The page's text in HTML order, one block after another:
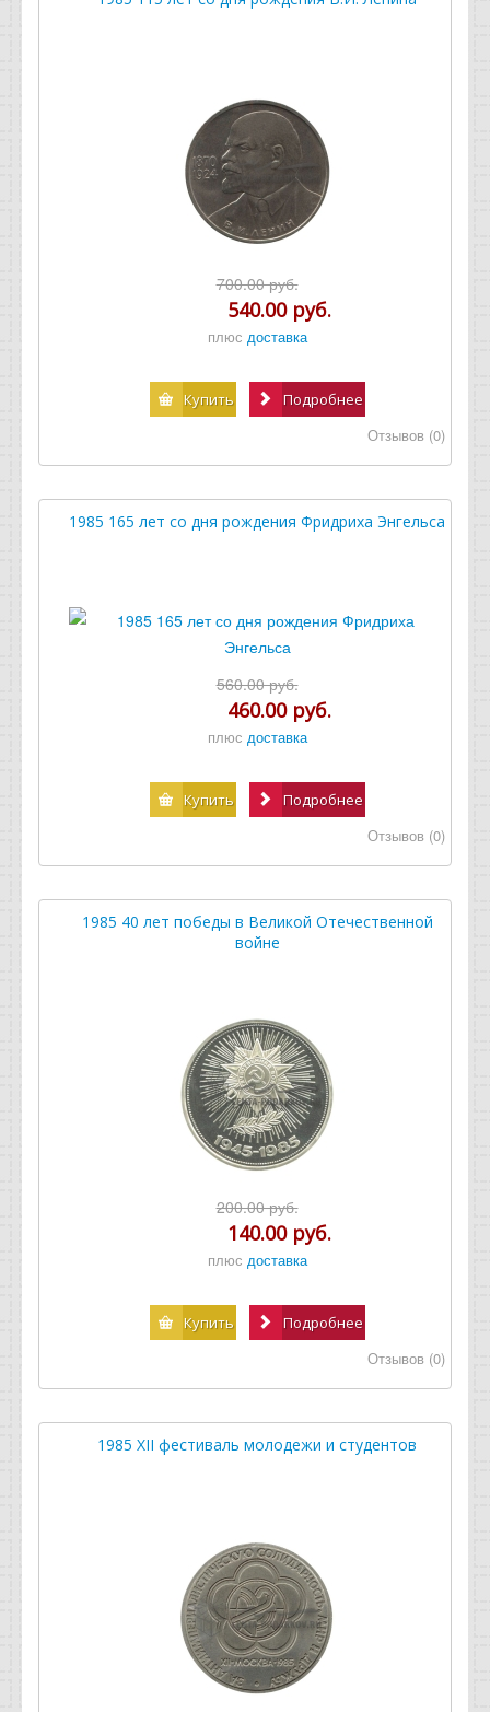
700.00 руб.
540.00 руб.
плюс доставка
Купить Подробнее
Отзывов (0)
1985 165 лет со дня рождения Фридриха Энгельса
560.00 руб.
460.00 руб.
плюс доставка
Купить Подробнее
Отзывов (0)
1985 40 лет победы в Великой Отечественной
войне
200.00 руб.
140.00 руб.
плюс доставка
Купить Подробнее
Отзывов (0)
1985 XII фестиваль молодежи и студентов